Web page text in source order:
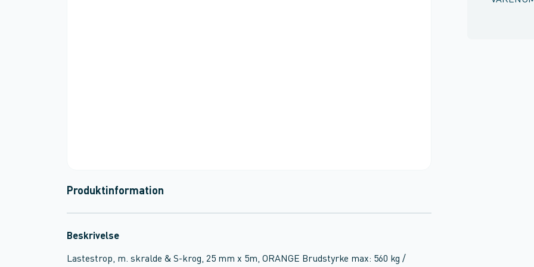
Produktinformation
Beskrivelse
Lastestrop, m. skralde & S-krog, 25 mm x 5m, ORANGE Brudstyrke max: 560 kg /